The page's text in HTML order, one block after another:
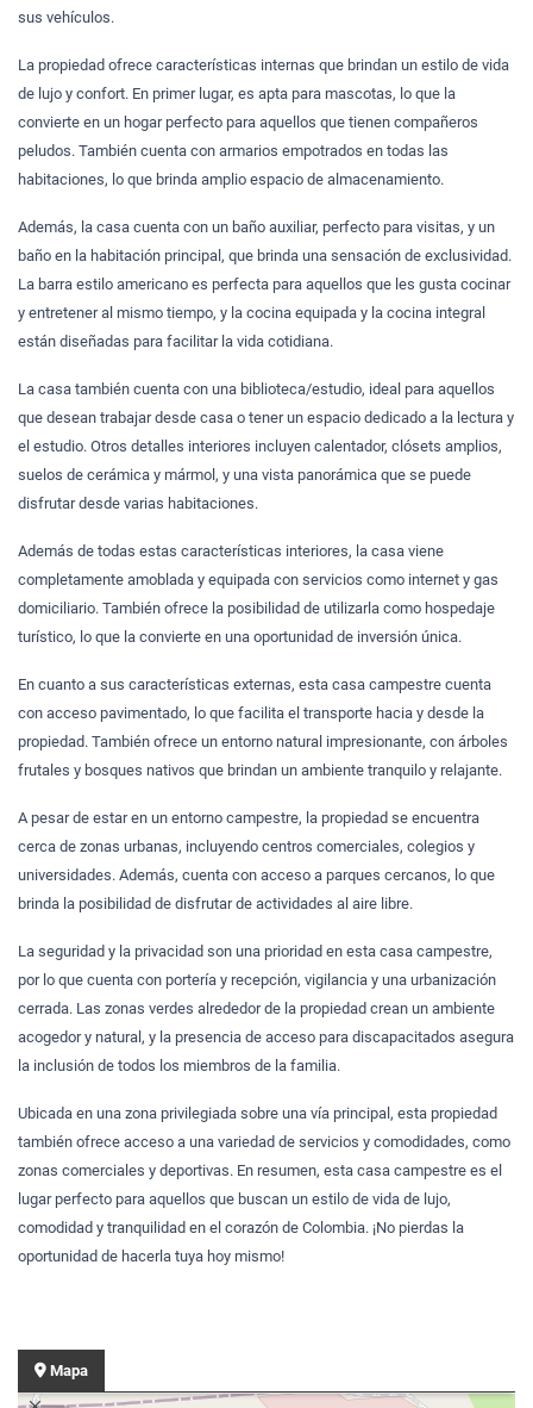
sus vehículos.
La propiedad ofrece características internas que brindan un estilo de vida
de lujo y confort. En primer lugar, es apta para mascotas, lo que la
convierte en un hogar perfecto para aquellos que tienen compañeros
peludos. También cuenta con armarios empotrados en todas las
habitaciones, lo que brinda amplio espacio de almacenamiento.
Además, la casa cuenta con un baño auxiliar, perfecto para visitas, y un
baño en la habitación principal, que brinda una sensación de exclusividad.
La barra estilo americano es perfecta para aquellos que les gusta cocinar
y entretener al mismo tiempo, y la cocina equipada y la cocina integral
están diseñadas para facilitar la vida cotidiana.
La casa también cuenta con una biblioteca/estudio, ideal para aquellos
que desean trabajar desde casa o tener un espacio dedicado a la lectura y
el estudio. Otros detalles interiores incluyen calentador, clósets amplios,
suelos de cerámica y mármol, y una vista panorámica que se puede
disfrutar desde varias habitaciones.
Además de todas estas características interiores, la casa viene
completamente amoblada y equipada con servicios como internet y gas
domiciliario. También ofrece la posibilidad de utilizarla como hospedaje
turístico, lo que la convierte en una oportunidad de inversión única.
En cuanto a sus características externas, esta casa campestre cuenta
con acceso pavimentado, lo que facilita el transporte hacia y desde la
propiedad. También ofrece un entorno natural impresionante, con árboles
frutales y bosques nativos que brindan un ambiente tranquilo y relajante.
A pesar de estar en un entorno campestre, la propiedad se encuentra
cerca de zonas urbanas, incluyendo centros comerciales, colegios y
universidades. Además, cuenta con acceso a parques cercanos, lo que
brinda la posibilidad de disfrutar de actividades al aire libre.
La seguridad y la privacidad son una prioridad en esta casa campestre,
por lo que cuenta con portería y recepción, vigilancia y una urbanización
cerrada. Las zonas verdes alrededor de la propiedad crean un ambiente
acogedor y natural, y la presencia de acceso para discapacitados asegura
la inclusión de todos los miembros de la familia.
Ubicada en una zona privilegiada sobre una vía principal, esta propiedad
también ofrece acceso a una variedad de servicios y comodidades, como
zonas comerciales y deportivas. En resumen, esta casa campestre es el
lugar perfecto para aquellos que buscan un estilo de vida de lujo,
comodidad y tranquilidad en el corazón de Colombia. ¡No pierdas la
oportunidad de hacerla tuya hoy mismo!
Mapa